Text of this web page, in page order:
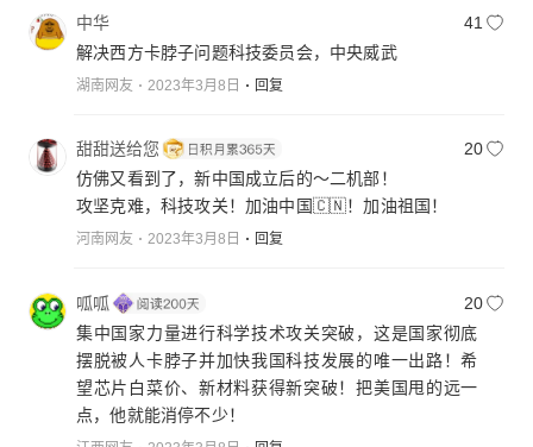
中华
41
解决西方卡脖子问题科技委员会，中央威武
湖南网友 2023年3月8日 回复
甜甜送给您
20
仿佛又看到了，新中国成立后的～二机部！
攻坚克难，科技攻关！加油中国🇨🇳！加油祖国！
河南网友 2023年3月8日 回复
呱呱
20
集中国家力量进行科学技术攻关突破，这是国家彻底
摆脱被人卡脖子并加快我国科技发展的唯一出路！希
望芯片白菜价、新材料获得新突破！把美国甩的远一
点，他就能消停不少！